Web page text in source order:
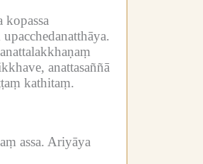
kopassa
anattasaññā
kathitaṃ.
assa. Ariyāya